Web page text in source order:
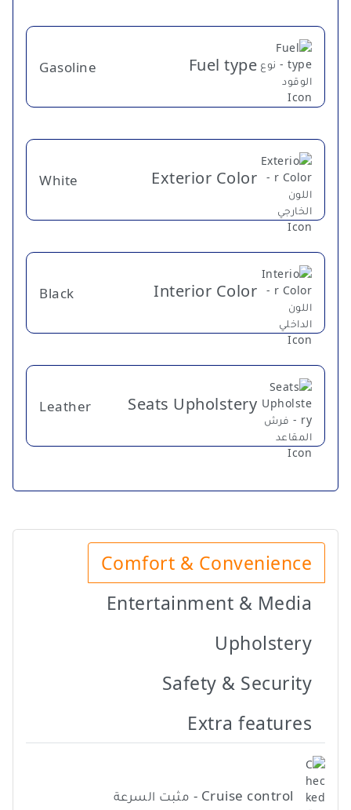
Fuel type
Gasoline
Exterior Color
White
Interior Color
Black
Seats Upholstery
Leather
Comfort & Convenience
Entertainment & Media
Upholstery
Safety & Security
Extra features
Cruise control - مثبت السرعة